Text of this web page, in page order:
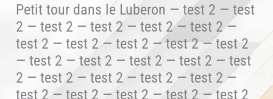
Petit tour dans le Luberon — test 2 — test
2 — test 2 — test 2 — test 2 — test 2 —
test 2 — test 2 — test 2 — test 2 — test 2
— test 2 — test 2 — test 2 — test 2 — test
2 — test 2 — test 2 — test 2 — test 2 —
test 2 — test 2 — test 2 — test 2 — test 2